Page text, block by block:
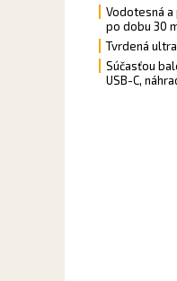
Vodotesná
po dobu 30
Tvrdená
Súčasťou
USB-C,